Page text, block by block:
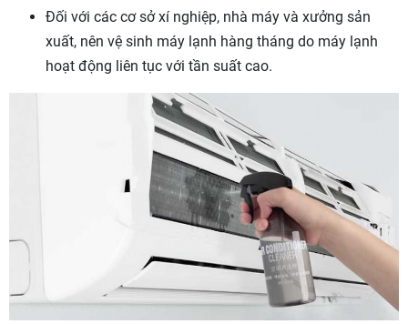
Đối với các cơ sở xí nghiệp, nhà máy và xưởng sản
xuất, nên vệ sinh máy lạnh hàng tháng do máy lạnh
hoạt động liên tục với tần suất cao.